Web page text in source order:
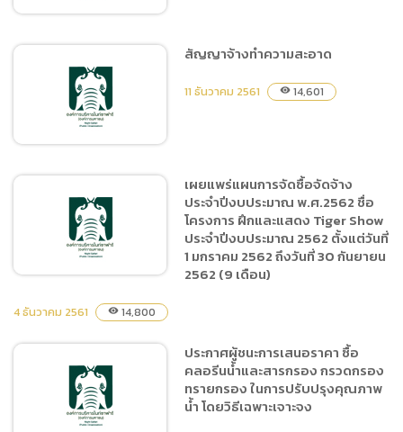
วิธีเฉพาะเจาะจง
สัญญาจ้างบริการรักษาความ
สัญญาจ้างทำความสะอาด
สัญญาจ้างทำความสะอาด
11 ธันวาคม 2561 visibility 14,601
เผยแพร่แผนการจัดซื้อจัดจ้าง
พ.ศ.2562 ชื่อโครงการ ฝึก
และแสดง Tiger Show ประจำ
ปีงบประมาณ 2562 ตั้งแต่วัน
เผยแพร่แผนการจัดซื้อจัดจ้าง
ประจำปีงบประมาณ พ.ศ.2562 ชื่อ
โครงการ ฝึกและแสดง Tiger Show
ประจำปีงบประมาณ 2562 ตั้งแต่วันที่
1 มกราคม 2562 ถึงวันที่ 30 กันยายน
2562 (9 เดือน)
4 ธันวาคม 2561 visibility 14,800
ประกาศผู้ชนะการเสนอราคา ซื้อ
คลอรีนน้ำและสารกรอง กรวดกรอง
ทรายกรอง ในการปรับปรุงคุณภาพ
น้ำ โดยวิธีเฉพาะเจาะจง